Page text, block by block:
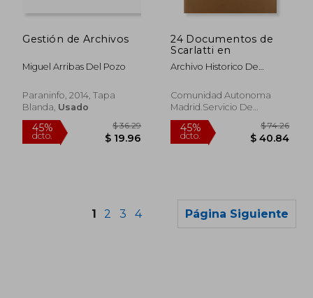
Gestión de Archivos
Miguel Arribas Del Pozo
Paraninfo, 2014, Tapa
Blanda, Usado
24 Documentos de
Scarlatti en
Archivo Historico De
Comunidad Autonoma
Madrid.Servicio De
Documentacion Y Public,
Tapa Blanda, Nuevo
1 2 3 4 Página Siguiente